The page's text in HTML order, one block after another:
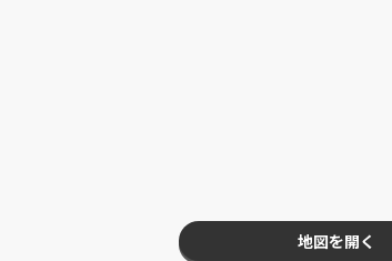
地図を開く